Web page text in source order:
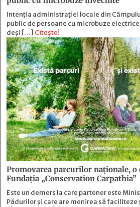
Intenția administrației locale din
public de persoane cu microbuze
deși […] Citește!
Promovarea parcurilor naționale, o
Fundația „Conservation Carpathia”
Este un demers la care partener este
Pădurilor și care are menirea să